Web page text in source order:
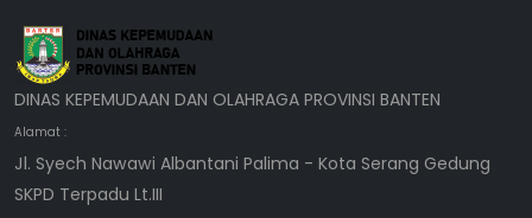
DINAS KEPEMUDAAN DAN OLAHRAGA PROVINSI BANTEN
Alamat :
Jl. Syech Nawawi Albantani Palima - Kota Serang Gedung
SKPD Terpadu Lt.III